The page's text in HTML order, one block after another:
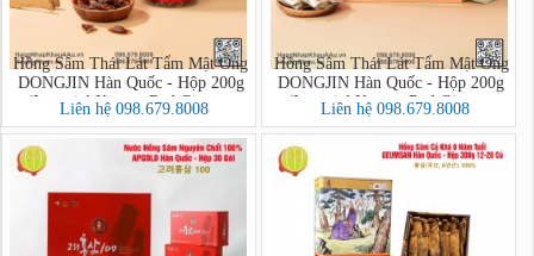
Hồng Sâm Thái Lát Tẩm Mật Ong
DONGJIN Hàn Quốc - Hộp 200g
(Imperial Korean Red Ginseng
Honey Sliced PREMIUM)
Liên hệ 098.679.8008
Hồng Sâm Thái Lát Tẩm Mật Ong
DONGJIN Hàn Quốc - Hộp 200g
(Imperial Korean Red Ginseng
Honey Sliced)
Liên hệ 098.679.8008